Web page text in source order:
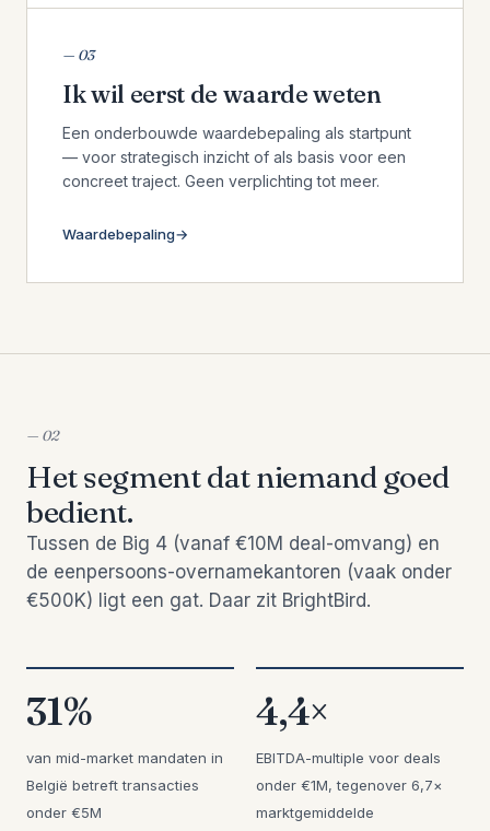
— 03
Ik wil eerst de waarde weten
Een onderbouwde waardebepaling als startpunt
— voor strategisch inzicht of als basis voor een
concreet traject. Geen verplichting tot meer.
Waarde­bepaling
— 02
Het segment dat niemand goed
bedient.
Tussen de Big 4 (vanaf €10M deal-omvang) en
de eenpersoons-overname­kantoren (vaak onder
€500K) ligt een gat. Daar zit BrightBird.
31%
van mid-market mandaten in
België betreft transacties
onder €5M
4,4×
EBITDA-multiple voor deals
onder €1M, tegenover 6,7×
marktgemiddelde